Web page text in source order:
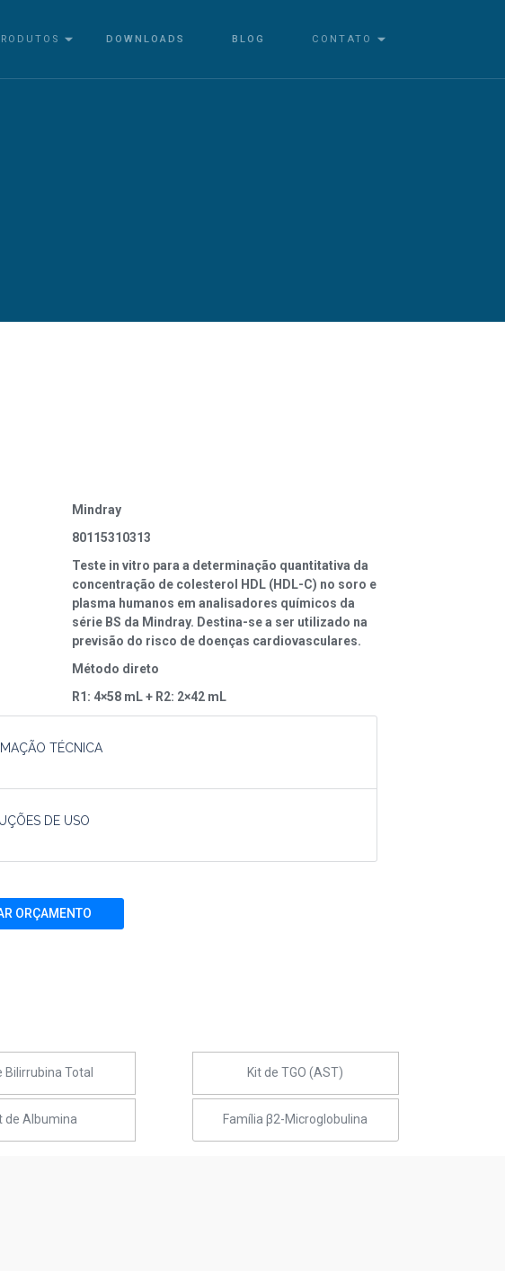
DOWNLOADS BLOG CONTATO
Mindray
80115310313
Teste in vitro para a determinação quantitativa da
concentração de colesterol HDL (HDL-C) no soro e
plasma humanos em analisadores químicos da
série BS da Mindray. Destina-se a ser utilizado na
previsão do risco de doenças cardiovasculares.
Método direto
R1: 4×58 mL + R2: 2×42 mL
TÉCNICA
DE USO
ORÇAMENTO
Bilirrubina Total Kit de TGO (AST)
de Albumina Família β2-Microglobulina